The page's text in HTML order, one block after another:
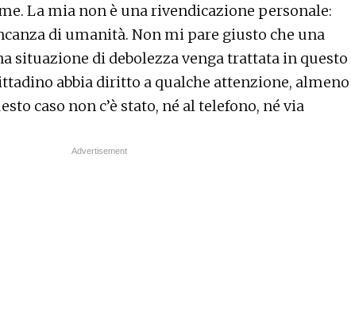
La mia non è una rivendicazione personale:
di umanità. Non mi pare giusto che una
situazione di debolezza venga trattata in questo
abbia diritto a qualche attenzione, almeno
caso non c’è stato, né al telefono, né via